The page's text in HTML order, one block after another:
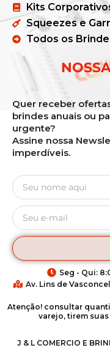
Kits
Squeezes e
Todos os
Quer receber
brindes anuais ou
urgente?
Assine nossa
imperdíveis.
Seg - Qui:
Av. Lins de
Atenção! consultar
varejo, tirem
J & L COMERCIO E